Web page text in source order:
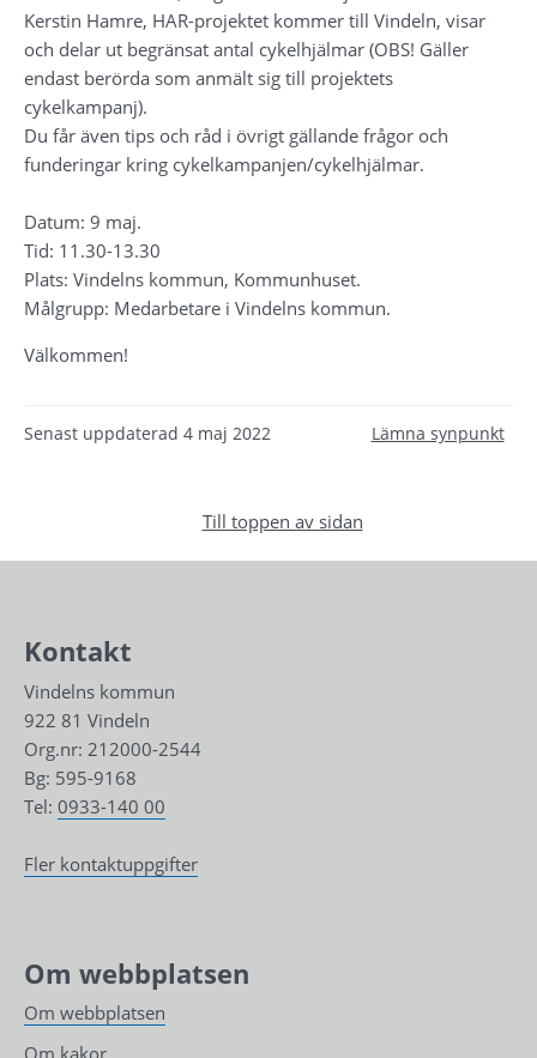
Kerstin Hamre, HAR-projektet kommer till Vindeln, visar
och delar ut begränsat antal cykelhjälmar (OBS! Gäller
endast berörda som anmält sig till projektets
cykelkampanj).
Du får även tips och råd i övrigt gällande frågor och
funderingar kring cykelkampanjen/cykelhjälmar.
Datum: 9 maj.
Tid: 11.30-13.30
Plats: Vindelns kommun, Kommunhuset.
Målgrupp: Medarbetare i Vindelns kommun.
Välkommen!
Senast uppdaterad 4 maj 2022 Lämna synpunkt
Till toppen av sidan
Kontakt
Vindelns kommun
922 81 Vindeln
Org.nr: 212000-2544
Bg: 595-9168
Tel: 0933-140 00
Fler kontaktuppgifter
Om webbplatsen
Om webbplatsen